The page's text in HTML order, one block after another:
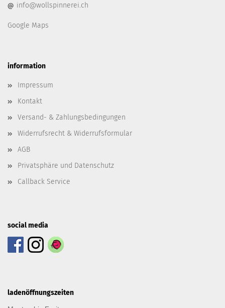
@ info@wollspinnerei.ch
Google Maps
information
Impressum
Kontakt
Versand- & Zahlungsbedingungen
Widerrufsrecht & Widerrufsformular
AGB
Privatsphäre und Datenschutz
Callback Service
social media
ladenöffnungszeiten